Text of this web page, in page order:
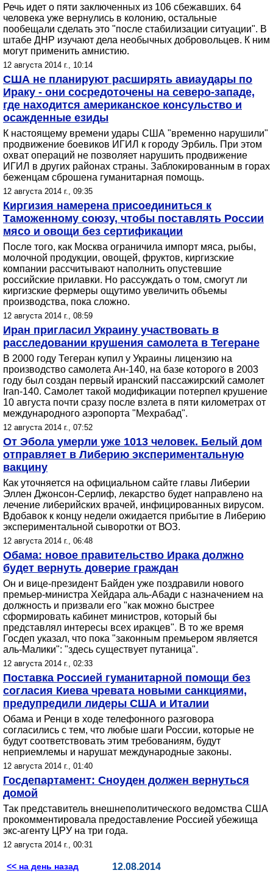
Речь идет о пяти заключенных из 106 сбежавших. 64
человека уже вернулись в колонию, остальные
пообещали сделать это "после стабилизации ситуации". В
штабе ДНР изучают дела необычных добровольцев. К ним
могут применить амнистию.
12 августа 2014 г., 10:14
США не планируют расширять авиаудары по
Ираку - они сосредоточены на северо-западе,
где находится американское консульство и
осажденные езиды
К настоящему времени удары США "временно нарушили"
продвижение боевиков ИГИЛ к городу Эрбиль. При этом
охват операций не позволяет нарушить продвижение
ИГИЛ в других районах страны. Заблокированным в горах
беженцам сброшена гуманитарная помощь.
12 августа 2014 г., 09:35
Киргизия намерена присоединиться к
Таможенному союзу, чтобы поставлять России
мясо и овощи без сертификации
После того, как Москва ограничила импорт мяса, рыбы,
молочной продукции, овощей, фруктов, киргизские
компании рассчитывают наполнить опустевшие
российские прилавки. Но рассуждать о том, смогут ли
киргизские фермеры ощутимо увеличить объемы
производства, пока сложно.
12 августа 2014 г., 08:59
Иран пригласил Украину участвовать в
расследовании крушения самолета в Тегеране
В 2000 году Тегеран купил у Украины лицензию на
производство самолета Ан-140, на базе которого в 2003
году был создан первый иранский пассажирский самолет
Iran-140. Самолет такой модификации потерпел крушение
10 августа почти сразу после взлета в пяти километрах от
международного аэропорта "Мехрабад".
12 августа 2014 г., 07:52
От Эбола умерли уже 1013 человек. Белый дом
отправляет в Либерию экспериментальную
вакцину
Как уточняется на официальном сайте главы Либерии
Эллен Джонсон-Серлиф, лекарство будет направлено на
лечение либерийских врачей, инфицированных вирусом.
Вдобавок к концу недели ожидается прибытие в Либерию
экспериментальной сыворотки от ВОЗ.
12 августа 2014 г., 06:48
Обама: новое правительство Ирака должно
будет вернуть доверие граждан
Он и вице-президент Байден уже поздравили нового
премьер-министра Хейдара аль-Абади с назначением на
должность и призвали его "как можно быстрее
сформировать кабинет министров, который бы
представлял интересы всех иракцев". В то же время
Госдеп указал, что пока "законным премьером является
аль-Малики": "здесь существует путаница".
12 августа 2014 г., 02:33
Поставка Россией гуманитарной помощи без
согласия Киева чревата новыми санкциями,
предупредили лидеры США и Италии
Обама и Ренци в ходе телефонного разговора
согласились с тем, что любые шаги России, которые не
будут соответствовать этим требованиям, будут
неприемлемы и нарушат международные законы.
12 августа 2014 г., 01:40
Госдепартамент: Сноуден должен вернуться
домой
Так представитель внешнеполитического ведомства США
прокомментировала предоставление Россией убежища
экс-агенту ЦРУ на три года.
12 августа 2014 г., 00:31
<< на день назад 12.08.2014